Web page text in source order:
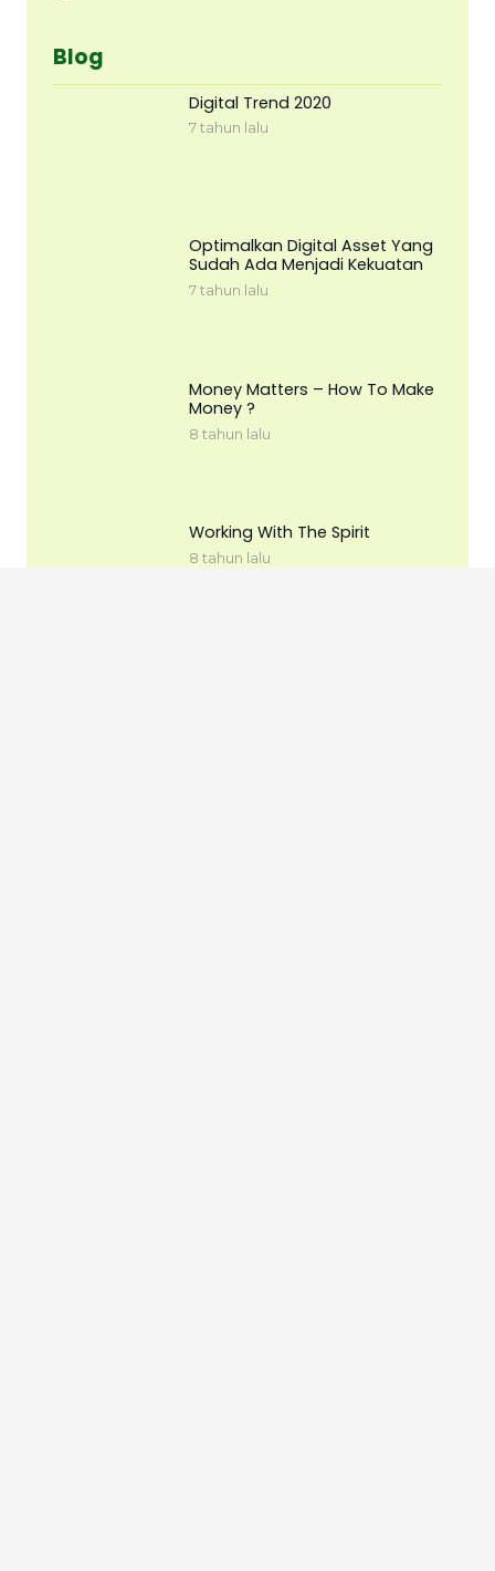
Blog
Digital Trend 2020
7 tahun lalu
Optimalkan Digital Asset Yang
Sudah Ada Menjadi Kekuatan
7 tahun lalu
Money Matters – How To Make
Money ?
8 tahun lalu
Working With The Spirit
8 tahun lalu